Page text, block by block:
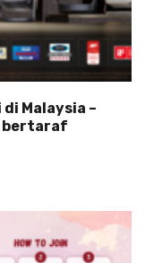
Malaysia –
bertaraf